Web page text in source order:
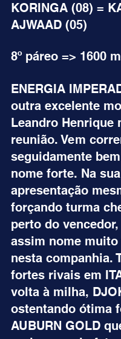
KORINGA (08) =
AJWAAD (05)
8º páreo => 1600
ENERGIA
outra excelente
Leandro Henrique
reunião. Vem
seguidamente
nome forte. Na
apresentação
forçando turma
perto do
assim nome
nesta companhia.
fortes rivais em
volta à milha,
ostentando ótima
AUBURN GOLD